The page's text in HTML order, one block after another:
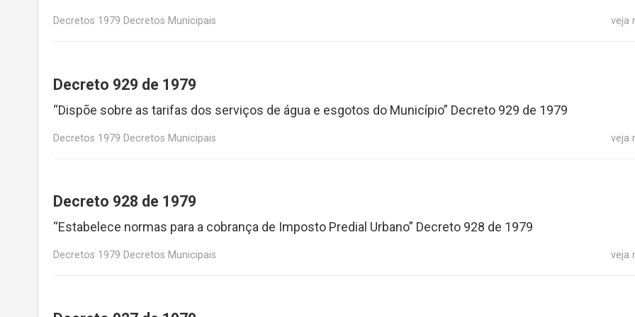
Decretos 1979 Decretos Municipais veja
Decreto 929 de 1979
“Dispõe sobre as tarifas dos serviços de água e esgotos do Município” Decreto 929 de 1979
Decretos 1979 Decretos Municipais veja
Decreto 928 de 1979
“Estabelece normas para a cobrança de Imposto Predial Urbano” Decreto 928 de 1979
Decretos 1979 Decretos Municipais veja